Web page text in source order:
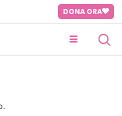
DONA ORA